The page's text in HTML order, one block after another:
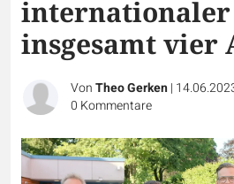
internationaler
insgesamt vier
VonTheo Gerken|
0 Kommentare